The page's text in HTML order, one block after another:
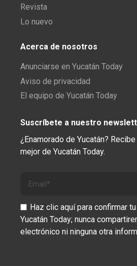
Revista
Lo nuevo
Acerca de nosotros
Anunciarse en Yucatán Today
Aviso de privacidad
El equipo de Yucatán Today
Suscríbete a nuestro
¿Enamorado de Yucatán?
mejor de Yucatán Today.
Haz clic aquí para confirmar
Yucatán Today; nunca
electrónico ni ninguna otra